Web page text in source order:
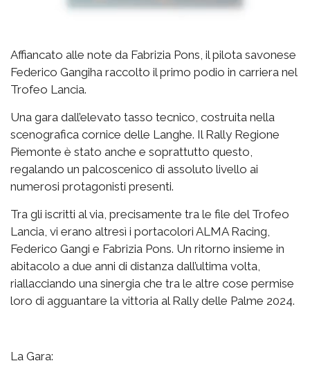
Affiancato alle note da Fabrizia Pons, il pilota savonese
Federico Gangiha raccolto il primo podio in carriera nel
Trofeo Lancia.
Una gara dall’elevato tasso tecnico, costruita nella
scenografica cornice delle Langhe. Il Rally Regione
Piemonte è stato anche e soprattutto questo,
regalando un palcoscenico di assoluto livello ai
numerosi protagonisti presenti.
Tra gli iscritti al via, precisamente tra le file del Trofeo
Lancia, vi erano altresì i portacolori ALMA Racing,
Federico Gangi e Fabrizia Pons. Un ritorno insieme in
abitacolo a due anni di distanza dall’ultima volta,
riallacciando una sinergia che tra le altre cose permise
loro di agguantare la vittoria al Rally delle Palme 2024.
La Gara: